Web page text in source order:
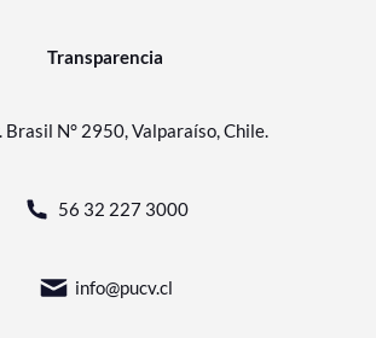
Transparencia
Brasil N° 2950, Valparaíso, Chile.
56 32 227 3000
info@pucv.cl